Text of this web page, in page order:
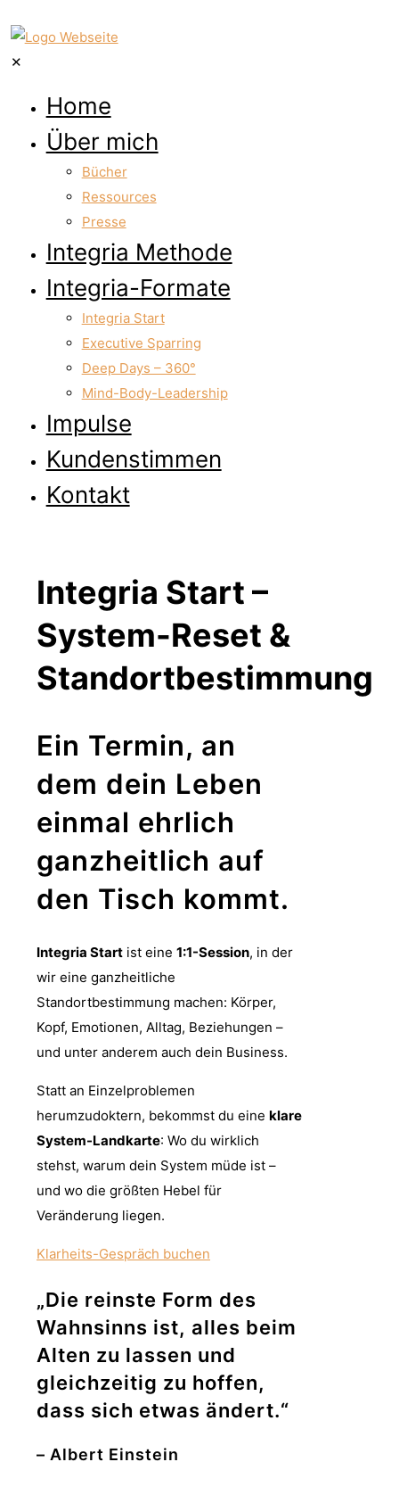
✕
Home
Über mich
Bücher
Ressources
Presse
Integria Methode
Integria-Formate
Integria Start
Executive Sparring
Deep Days – 360°
Mind-Body-Leadership
Impulse
Kundenstimmen
Kontakt
Integria Start –
System-Reset &
Standortbestimmung
Ein Termin, an
dem dein Leben
einmal ehrlich
ganzheitlich auf
den Tisch kommt.
Integria Start ist eine 1:1-Session, in der
wir eine ganzheitliche
Standortbestimmung machen: Körper,
Kopf, Emotionen, Alltag, Beziehungen –
und unter anderem auch dein Business.
Statt an Einzelproblemen
herumzudoktern, bekommst du eine klare
System-Landkarte: Wo du wirklich
stehst, warum dein System müde ist –
und wo die größten Hebel für
Veränderung liegen.
Klarheits-Gespräch buchen
„Die reinste Form des
Wahnsinns ist, alles beim
Alten zu lassen und
gleichzeitig zu hoffen,
dass sich etwas ändert.“
– Albert Einstein